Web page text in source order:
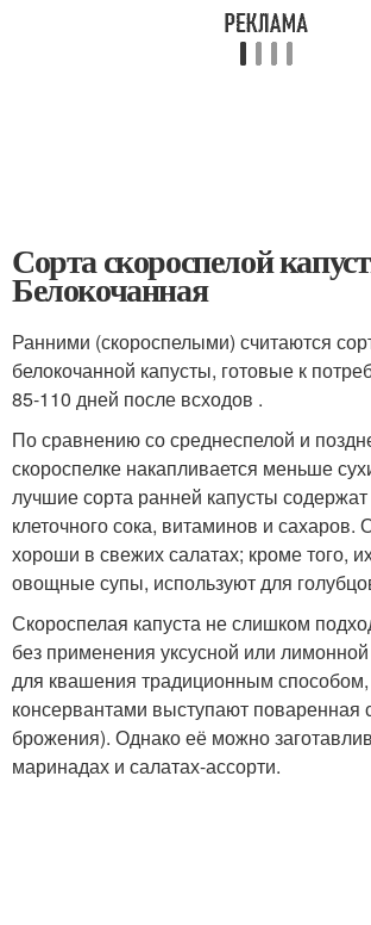
Сорта скороспелой
Белокочанная
Ранними (скороспелыми) считаются
белокочанной капусты, готовые к
85-110 дней после всходов .
По сравнению со среднеспелой и
скороспелке накапливается меньше
лучшие сорта ранней капусты
клеточного сока, витаминов и сахаров.
хороши в свежих салатах; кроме того,
овощные супы, используют для
Скороспелая капуста не слишком
без применения уксусной или
для квашения традиционным способом,
консервантами выступают поваренная
брожения). Однако её можно
маринадах и салатах-ассорти.